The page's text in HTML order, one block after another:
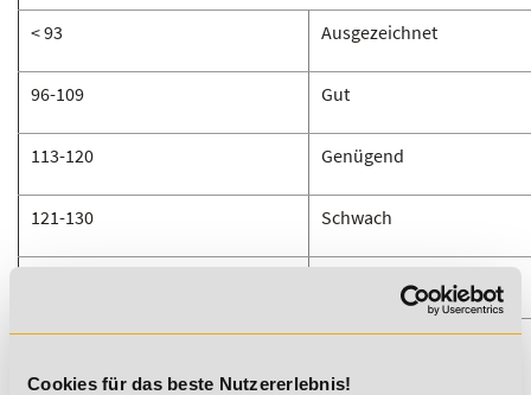
Cookies für das beste Nutzererlebnis!
< 93 Ausgezeichnet
96-109 Gut
113-120 Genügend
121-130 Schwach
Sehr schwach